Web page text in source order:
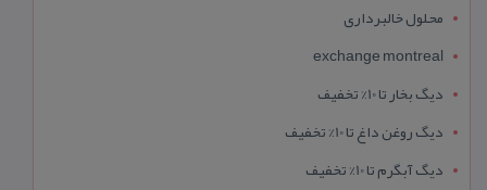
محلول خالبرداری
exchange montreal
دیگ بخار تا 10% تخفیف
دیگ روغن داغ تا 10% تخفیف
دیگ آبگرم تا 10% تخفیف